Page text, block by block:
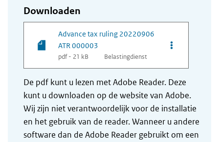
Downloaden
Advance tax ruling 20220906
ATR 000003
pdf - 21 kB Belastingdienst
Opties van
De pdf kunt u lezen met Adobe Reader. Deze
kunt u downloaden op de website van Adobe.
Wij zijn niet verantwoordelijk voor de installatie
en het gebruik van de reader. Wanneer u andere
software dan de Adobe Reader gebruikt om een